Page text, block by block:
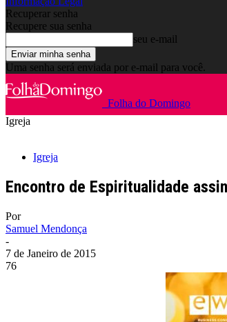
Recuperar senha
Recupere sua senha
seu e-mail
Uma senha será enviada por e-mail para você.
Folha do Domingo
Igreja
Igreja
Encontro de Espiritualidade
Por
Samuel Mendonça
-
7 de Janeiro de 2015
76